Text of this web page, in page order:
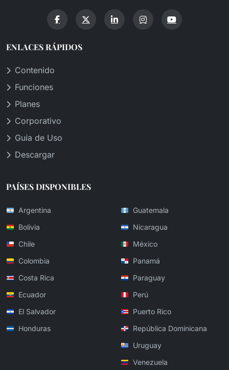
ENLACES RÁPIDOS
Contenido
Funciones
Planes
Corporativo
Guía de Uso
Descargar
PAÍSES DISPONIBLES
Argentina
Bolivia
Chile
Colombia
Costa Rica
Ecuador
El Salvador
Honduras
Guatemala
Nicaragua
México
Panamá
Paraguay
Perú
Puerto Rico
República Dominicana
Uruguay
Venezuela